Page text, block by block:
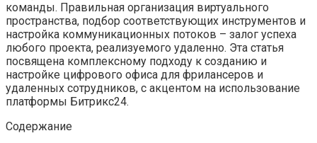
команды. Правильная организация виртуального
пространства, подбор соответствующих инструментов и
настройка коммуникационных потоков – залог успеха
любого проекта, реализуемого удаленно. Эта статья
посвящена комплексному подходу к созданию и
настройке цифрового офиса для фрилансеров и
удаленных сотрудников, с акцентом на использование
платформы Битрикс24.
Содержание